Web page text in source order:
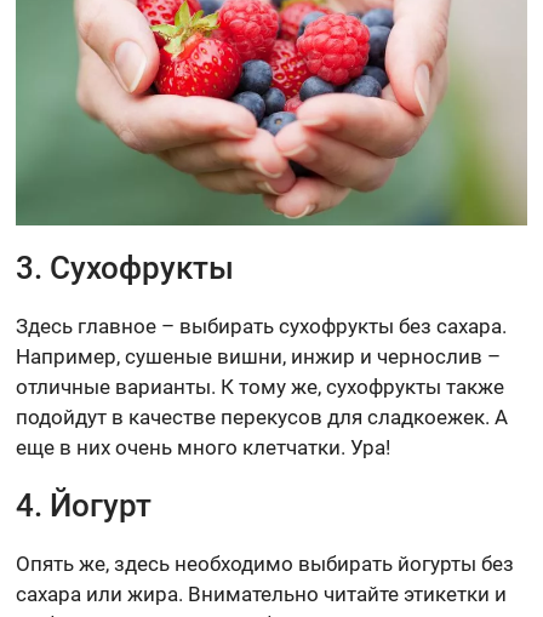
3. Сухофрукты
Здесь главное – выбирать сухофрукты без сахара.
Например, сушеные вишни, инжир и чернослив –
отличные варианты. К тому же, сухофрукты также
подойдут в качестве перекусов для сладкоежек. А
еще в них очень много клетчатки. Ура!
4. Йогурт
Опять же, здесь необходимо выбирать йогурты без
сахара или жира. Внимательно читайте этикетки и